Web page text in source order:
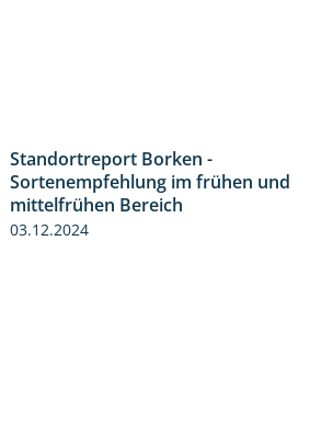
7:53
Standortreport Borken -
Sortenempfehlung im frühen und
mittelfrühen Bereich
03.12.2024